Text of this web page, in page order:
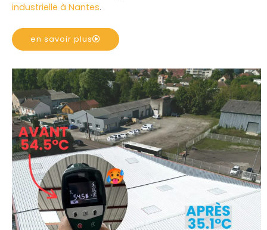
industrielle à Nantes.
en savoir plus